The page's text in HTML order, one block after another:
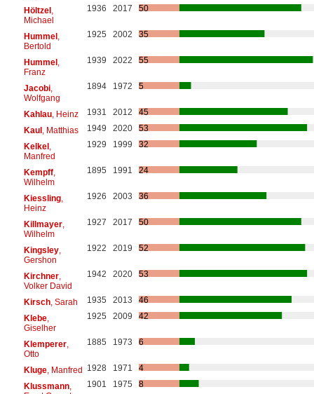
Höltzel,
Michael
1936 2017 50
Hummel,
Bertold
1925 2002 35
Hummel,
Franz
1939 2022 55
Jacobi,
Wolfgang
1894 1972 5
Kahlau, Heinz 1931 2012
45
Kaul, Matthias 1949 2020
53
Kelkel,
Manfred
1929 1999 32
Kempff,
Wilhelm
1895 1991 24
Kiessling,
Heinz
1926 2003 36
Killmayer,
Wilhelm
1927 2017 50
Kingsley,
Gershon
1922 2019 52
Kirchner,
Volker David
1942 2020 53
Kirsch, Sarah 1935 2013
46
Klebe,
Giselher
1925 2009 42
Klemperer,
Otto
1885 1973 6
Kluge, Manfred 1928 1971
4
Klussmann,
1901 1975 8